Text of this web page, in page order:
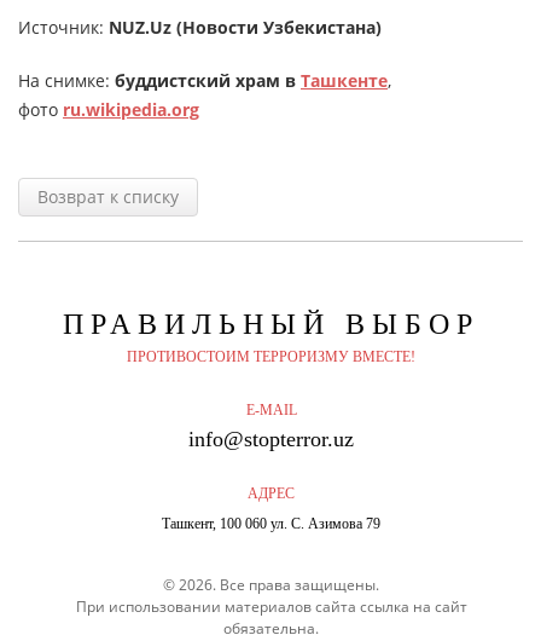
Источник: NUZ.Uz (Новости Узбекистана)
На снимке: буддистский храм в Ташкенте,
фото ru.wikipedia.org
Возврат к списку
ПРАВИЛЬНЫЙВЫБОР
ПРОТИВОСТОИМ ТЕРРОРИЗМУ ВМЕСТЕ!
E-MAIL
info@stopterror.uz
АДРЕС
Ташкент, 100 060 ул. С. Азимова 79
© 2026. Все права защищены.
При использовании материалов сайта ссылка на сайт
обязательна.